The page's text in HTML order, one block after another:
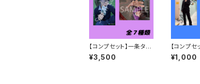
【コンプセット】一条タク
ブロマイド
¥3,500
【コンプセ
ロマイド
¥1,000